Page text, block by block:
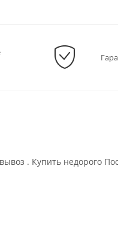
. Купить недорого